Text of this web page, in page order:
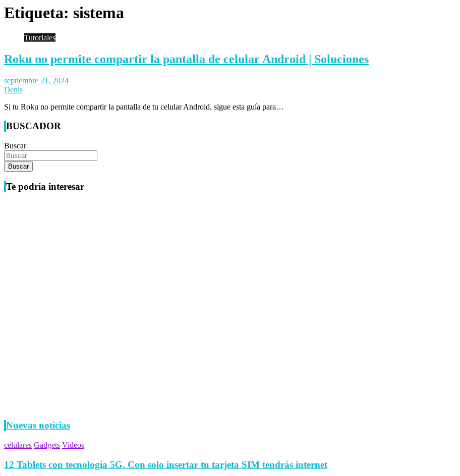
Etiqueta: sistema
Tutoriales
Roku no permite compartir la pantalla de celular Android | Soluciones
septiembre 21, 2024
Denis
Si tu Roku no permite compartir la pantalla de tu celular Android, sigue esta guía para…
BUSCADOR
Buscar
Buscar
Te podría interesar
Nuevas noticias
celulares Gadgets Videos
12 Tablets con tecnología 5G. Con solo insertar tu tarjeta SIM tendrás internet